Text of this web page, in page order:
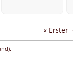
« Erster